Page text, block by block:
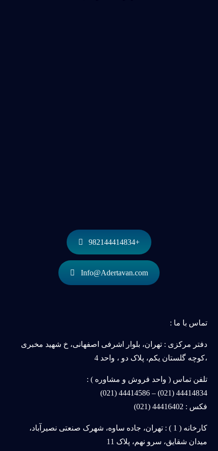
+982144414834
Info@Adertavan.com
تماس با ما :
دفتر مرکزی : تهران، بلوار اشرفی اصفهانی، خ شهید مخبری
،کوچه گلستان یکم، پلاک دو ، واحد 4
تلفن تماس ( واحد فروش و مشاوره ) :
44414834 (021) – 44414586 (021)
فکس : 44416402 (021)
کارخانه ( 1 ) : تهران، جاده ساوه، شهرک صنعتی نصیرآباد،
میدان شقایق، سرو نهم، پلاک 11